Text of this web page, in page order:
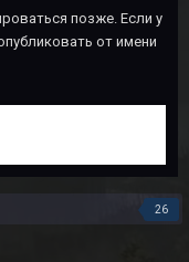
позже. Если у
от имени
26